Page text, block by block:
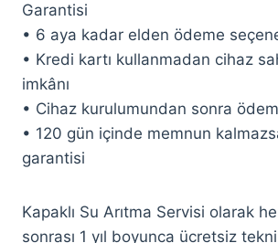
Garantisi
• 6 aya kadar elden ödeme
• Kredi kartı kullanmadan cihaz
imkânı
• Cihaz kurulumundan sonra
• 120 gün içinde memnun
garantisi
Kapaklı Su Arıtma Servisi olarak
sonrası 1 yıl boyunca ücretsiz